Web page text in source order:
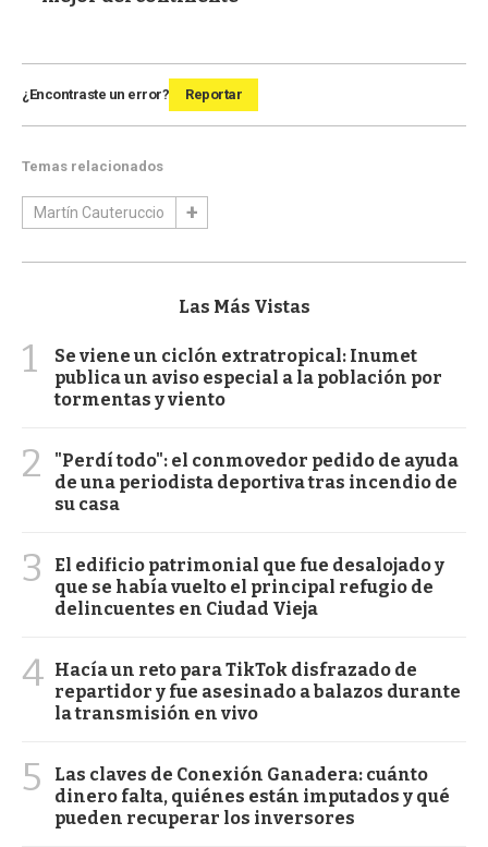
¿Encontraste un error? Reportar
Temas relacionados
Martín Cauteruccio
Las Más Vistas
1
Se viene un ciclón extratropical: Inumet
publica un aviso especial a la población por
tormentas y viento
2
"Perdí todo": el conmovedor pedido de ayuda
de una periodista deportiva tras incendio de
su casa
3
El edificio patrimonial que fue desalojado y
que se había vuelto el principal refugio de
delincuentes en Ciudad Vieja
4 Hacía un reto para TikTok disfrazado de
repartidor y fue asesinado a balazos durante
la transmisión en vivo
5
Las claves de Conexión Ganadera: cuánto
dinero falta, quiénes están imputados y qué
pueden recuperar los inversores